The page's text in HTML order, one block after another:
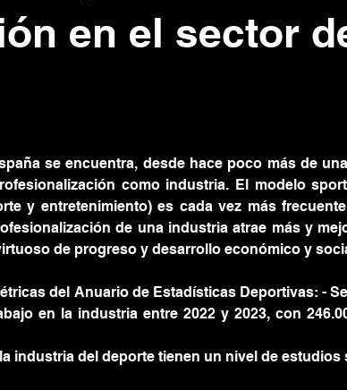
en el sector
se encuentra, desde hace poco más de
como industria. El modelo
y entretenimiento) es cada vez más
de una industria atrae más y
de progreso y desarrollo económico y
del Anuario de Estadísticas Deportivas: -
en la industria entre 2022 y 2023, con
industria del deporte tienen un nivel de estudios